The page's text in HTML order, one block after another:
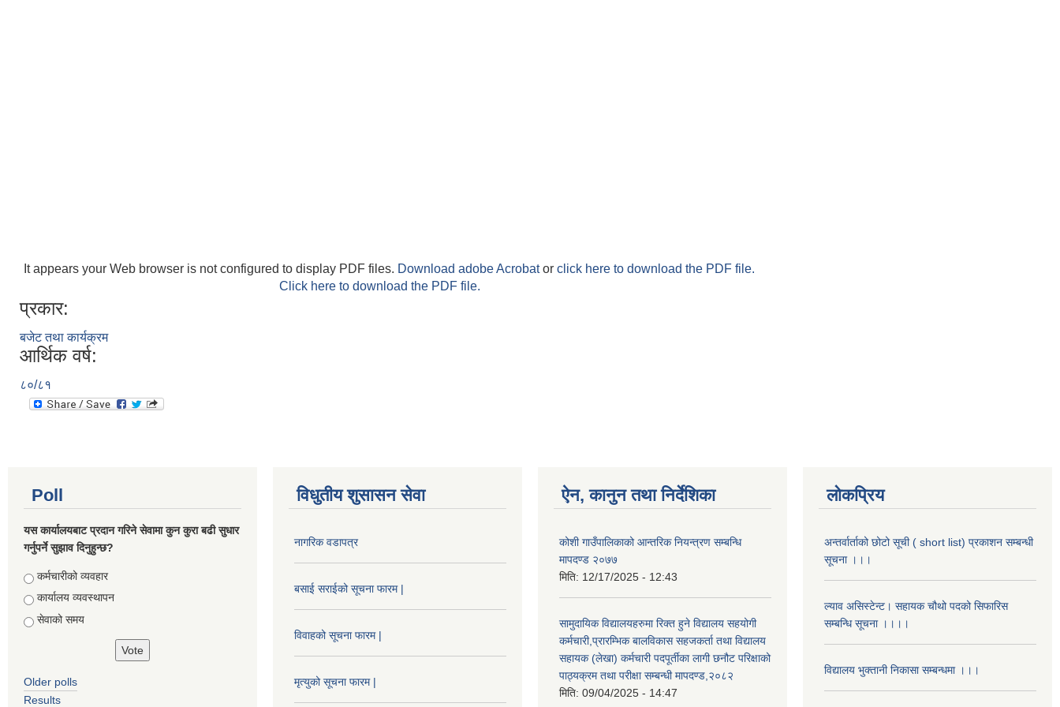
It appears your Web browser is not configured to display PDF files. Download adobe Acrobator click here to download the PDF file.
Click here to download the PDF file.
प्रकार:
बजेट तथा कार्यक्रम
आर्थिक वर्ष:
८०/८१
Poll
यस कार्यालयबाट प्रदान गरिने सेवामा कुन कुरा बढी सुधार
गर्नुपर्ने सुझाव दिनुहुन्छ?
Choices
कर्मचारीको व्यवहार
कार्यालय व्यवस्थापन
सेवाको समय
Older polls
Results
विधुतीय शुसासन सेवा
नागरिक वडापत्र
बसाई सराईको सूचना फारम |
विवाहको सूचना फारम |
मृत्युको सूचना फारम |
ऐन, कानुन तथा निर्देशिका
कोशी गाउँपालिकाको आन्तरिक नियन्त्रण सम्बन्धि
मापदण्ड २०७७
मिति: 12/17/2025 - 12:43
सामुदायिक विद्यालयहरुमा रिक्त हुने विद्यालय सहयोगी
कर्मचारी,प्रारम्भिक बालविकास सहजकर्ता तथा विद्यालय
सहायक (लेखा) कर्मचारी पदपूर्तीका लागी छनौट परिक्षाको
पाठ्यक्रम तथा परीक्षा सम्बन्धी मापदण्ड,२०८२
मिति: 09/04/2025 - 14:47
लोकप्रिय
अन्तर्वार्ताको छोटो सूची ( short list) प्रकाशन सम्बन्धी
सूचना ।।।
ल्याव असिस्टेन्ट। सहायक चौथो पदको सिफारिस
सम्बन्धि सूचना ।।।।
विद्यालय भुक्तानी निकासा सम्बन्धमा ।।।